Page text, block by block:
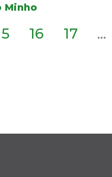
Minho
16 17 ...